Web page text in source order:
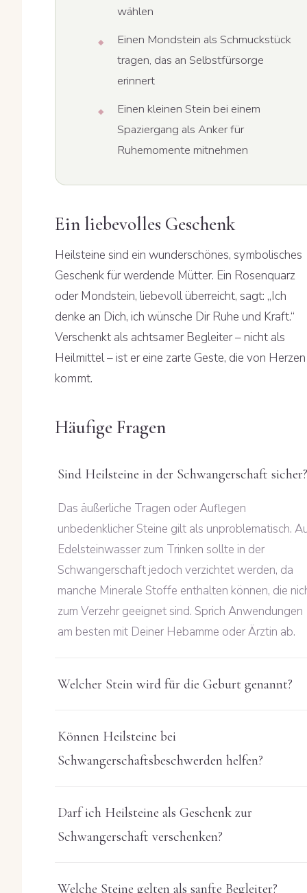
wählen
Einen Mondstein als Schmuckstück
tragen, das an Selbstfürsorge
erinnert
Einen kleinen Stein bei einem
Spaziergang als Anker für
Ruhemomente mitnehmen
Ein liebevolles Geschenk
Heilsteine sind ein wunderschönes, symbolisches
Geschenk für werdende Mütter. Ein Rosenquarz
oder Mondstein, liebevoll überreicht, sagt: „Ich
denke an Dich, ich wünsche Dir Ruhe und Kraft.“
Verschenkt als achtsamer Begleiter – nicht als
Heilmittel – ist er eine zarte Geste, die von Herzen
kommt.
Häufige Fragen
Sind Heilsteine in der Schwangerschaft sicher?
Das äußerliche Tragen oder Auflegen
unbedenklicher Steine gilt als unproblematisch.
Edelsteinwasser zum Trinken sollte in der
Schwangerschaft jedoch verzichtet werden, da
manche Minerale Stoffe enthalten können, die
zum Verzehr geeignet sind. Sprich Anwendungen
am besten mit Deiner Hebamme oder Ärztin ab.
Welcher Stein wird für die Geburt genannt?
Können Heilsteine bei
Schwangerschaftsbeschwerden helfen?
Darf ich Heilsteine als Geschenk zur
Schwangerschaft verschenken?
Welche Steine gelten als sanfte Begleiter?